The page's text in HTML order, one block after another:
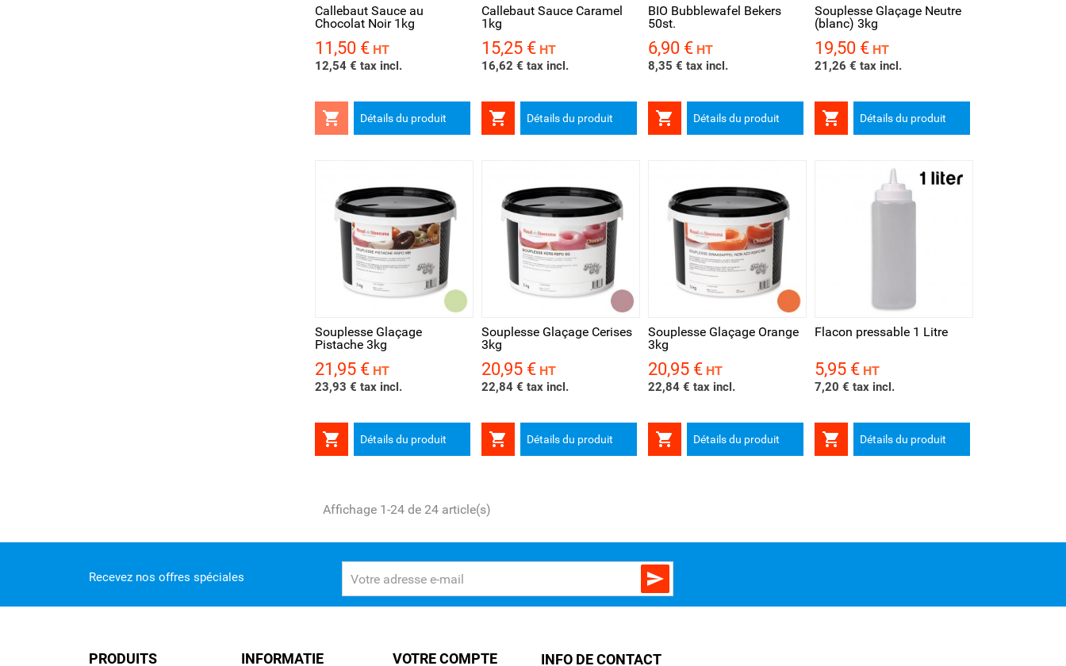
Callebaut Sauce au
Chocolat Noir 1kg
Prix
11,50 € HT
12,54 € tax incl.
 Détails du produit
Callebaut Sauce Caramel
1kg
Prix
15,25 € HT
16,62 € tax incl.
 Détails du produit
BIO Bubblewafel Bekers
50st.
Prix
6,90 € HT
8,35 € tax incl.
 Détails du produit
Souplesse Glaçage Neutre
(blanc) 3kg
Prix
19,50 € HT
21,26 € tax incl.
 Détails du produit
Souplesse Glaçage
Pistache 3kg
Prix
21,95 € HT
23,93 € tax incl.
 Détails du produit
Aperçu rapide
Souplesse Glaçage Cerises
3kg
Prix
20,95 € HT
22,84 € tax incl.
 Détails du produit
Aperçu rapide
Souplesse Glaçage Orange
3kg
Prix
20,95 € HT
22,84 € tax incl.
 Détails du produit
Aperçu rapide
Flacon pressable 1 Litre
Prix
5,95 € HT
7,20 € tax incl.
 Détails du produit
Affichage 1-24 de 24 article(s)
Recevez nos offres spéciales 
PRODUITS INFORMATIE VOTRE COMPTE INFO DE CONTACT